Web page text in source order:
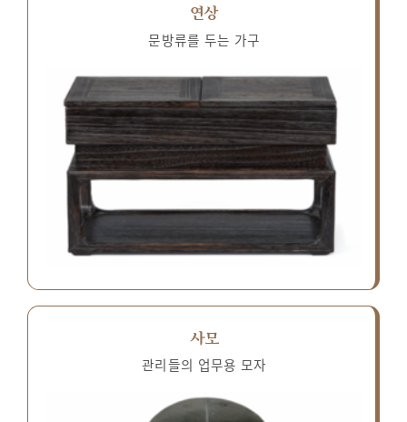
연상
문방류를 두는 가구
사모
관리들의 업무용 모자